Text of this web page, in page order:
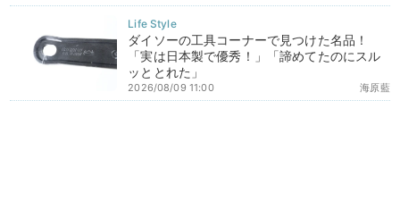
ダイソーの工具コーナーで見つけた名品！
「実は日本製で優秀！」「諦めてたのにスル
ッととれた」
海原藍
2026/08/09 11:00